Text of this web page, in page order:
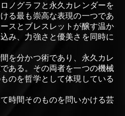
ノグラフと永久カレンダーを
る最も崇高な表現の一つであ
スとブレスレットが醸す温か
み、力強さと優美さを同時に
を分かつ術であり、永久カレ
ある。その両者を一つの機械
のを哲学として体現している
時間そのものを問いかける芸